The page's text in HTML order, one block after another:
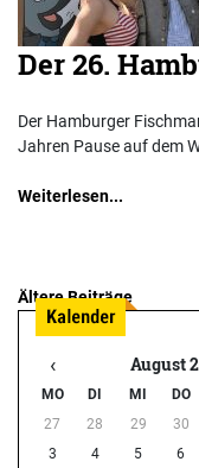
Der 26.
Der Hamburger
Jahren Pause auf dem
Weiterlesen...
Ältere Beiträge
‹ August
MO DI MI DO
27
28 29 30
3
4 5 6